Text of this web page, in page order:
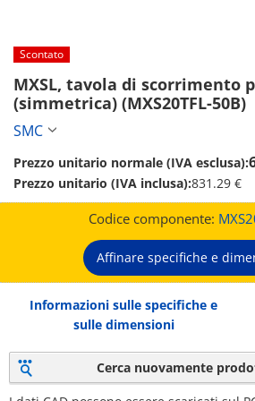
Scontato
MXSL, tavola di scorrimento
(simmetrica) (MXS20TFL-50B)
SMC
Prezzo unitario normale (IVA esclusa):
Prezzo unitario (IVA inclusa):831.29 €
Codice componente:
Affinare specifiche e
Informazioni sulle specifiche e
sulle dimensioni
Cerca nuovamente